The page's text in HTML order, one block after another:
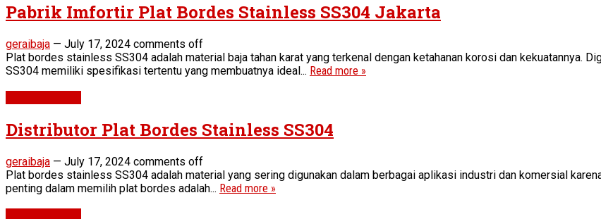
Pabrik Imfortir Plat Bordes Stainless SS304 Jakarta
geraibaja — July 17, 2024 comments off
Plat bordes stainless SS304 adalah material baja tahan karat yang terkenal dengan ketahanan korosi dan kekuatannya.
SS304 memiliki spesifikasi tertentu yang membuatnya ideal... Read more »
Distributor Plat Bordes Stainless SS304
geraibaja — July 17, 2024 comments off
Plat bordes stainless SS304 adalah material yang sering digunakan dalam berbagai aplikasi industri dan komersial
penting dalam memilih plat bordes adalah... Read more »